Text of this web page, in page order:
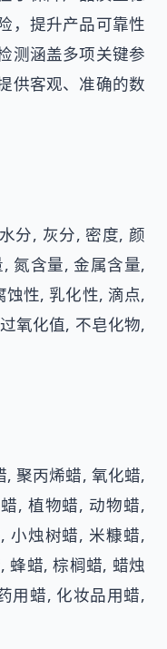
，提升产品可靠性
测涵盖多项关键参
供客观、准确的数
分, 灰分, 密度, 颜
氮含量, 金属含量,
性, 乳化性, 滴点,
氧化值, 不皂化物,
聚丙烯蜡, 氧化蜡,
, 植物蜡, 动物蜡,
小烛树蜡, 米糠蜡,
蜂蜡, 棕榈蜡, 蜡烛
用蜡, 化妆品用蜡,